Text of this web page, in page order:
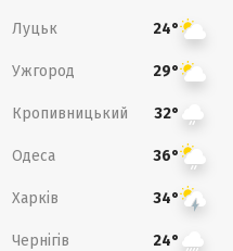
Луцьк 24°
Ужгород 29°
Кропивницький 32°
Одеса 36°
Харків 34°
Чернігів 24°